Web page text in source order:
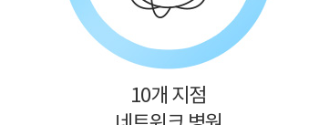
10개 지점